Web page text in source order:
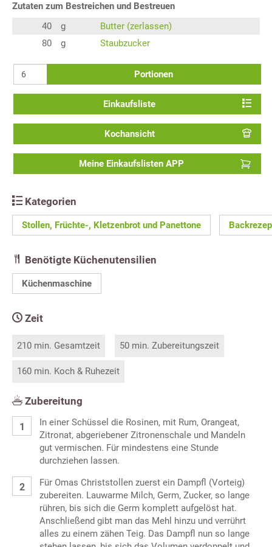
Zutaten zum Bestreichen und Bestreuen
40
g
Butter (zerlassen)
80
g Staubzucker
Portionen
Einkaufsliste
Kochansicht
Meine Einkaufslisten APP
Kategorien
Stollen, Früchte-, Kletzenbrot und Panettone
Benötigte Küchenutensilien
Küchenmaschine
Zeit
210 min. Gesamtzeit 50 min. Zubereitungszeit
160 min. Koch & Ruhezeit
Zubereitung
In einer Schüssel die Rosinen, mit Rum, Orangeat,
Zitronat, abgeriebener Zitronenschale und Mandeln
gut vermischen. Für mindestens eine Stunde
durchziehen lassen.
Für Omas Christstollen zuerst ein Dampfl (Vorteig)
zubereiten. Lauwarme Milch, Germ, Zucker, so lange
rühren, bis sich die Germ komplett aufgelöst hat.
Anschließend gibt man das Mehl hinzu und verrührt
alles zu einem zähen Teig. Das Dampfl nun so lange